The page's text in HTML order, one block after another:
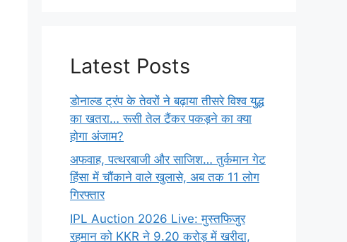
Latest Posts
डोनाल्ड ट्रंप के तेवरों ने बढ़ाया तीसरे विश्व युद्ध
का खतरा… रूसी तेल टैंकर पकड़ने का क्या
होगा अंजाम?
अफवाह, पत्थरबाजी और साजिश… तुर्कमान गेट
हिंसा में चौंकाने वाले खुलासे, अब तक 11 लोग
गिरफ्तार
IPL Auction 2026 Live: मुस्तफिजुर
रहमान को KKR ने 9.20 करोड़ में खरीदा,